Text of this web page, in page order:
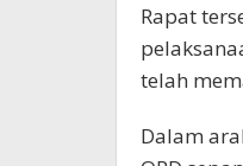
Rapat
telah
Dalam